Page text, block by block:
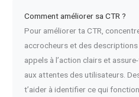
Comment améliorer sa CTR ?
Pour améliorer ta CTR,
accrocheurs et des
appels à l’action clairs et
aux attentes des utilisateurs.
t’aider à identifier ce qui